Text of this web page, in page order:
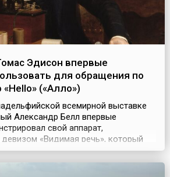
Эдисон впервые
для обращения по
(«Алло»)
всемирной выставке
Александр Белл впервые
свой аппарат,
«Видимая речь», который
«телефон». Оно было
слов: «теле» («далеко») и